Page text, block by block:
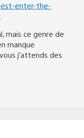
enter-the-
mais ce genre de
manque
j’attends des